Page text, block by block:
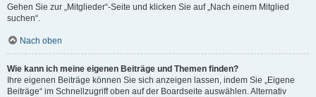
Gehen Sie zur „Mitglieder“-Seite und klicken Sie auf „Nach einem Mitglied
suchen“.
Nach oben
Wie kann ich meine eigenen Beiträge und Themen finden?
Ihre eigenen Beiträge können Sie sich anzeigen lassen, indem Sie „Eigene
Beiträge“ im Schnellzugriff oben auf der Boardseite auswählen. Alternativ